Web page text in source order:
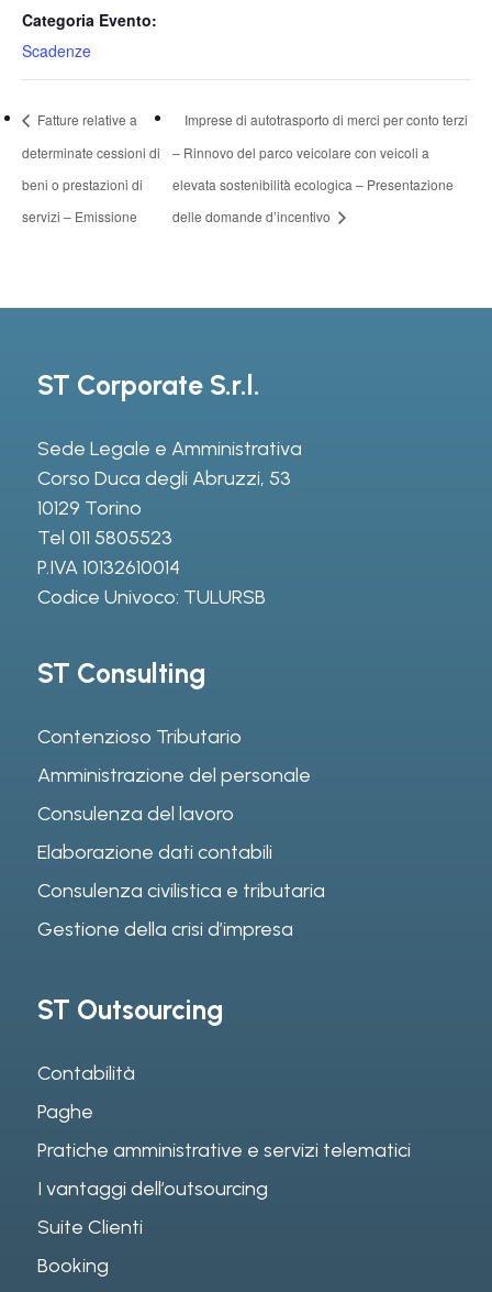
Categoria Evento:
Scadenze
Fatture relative a
determinate cessioni di
beni o prestazioni di
servizi – Emissione
Imprese di autotrasporto di merci per conto terzi
– Rinnovo del parco veicolare con veicoli a
elevata sostenibilità ecologica – Presentazione
delle domande d’incentivo
ST Corporate S.r.l.
Sede Legale e Amministrativa
Corso Duca degli Abruzzi, 53
10129 Torino
Tel 011 5805523
P.IVA 10132610014
Codice Univoco: TULURSB
ST Consulting
Contenzioso Tributario
Amministrazione del personale
Consulenza del lavoro
Elaborazione dati contabili
Consulenza civilistica e tributaria
Gestione della crisi d’impresa
ST Outsourcing
Contabilità
Paghe
Pratiche amministrative e servizi telematici
I vantaggi dell’outsourcing
Suite Clienti
Booking